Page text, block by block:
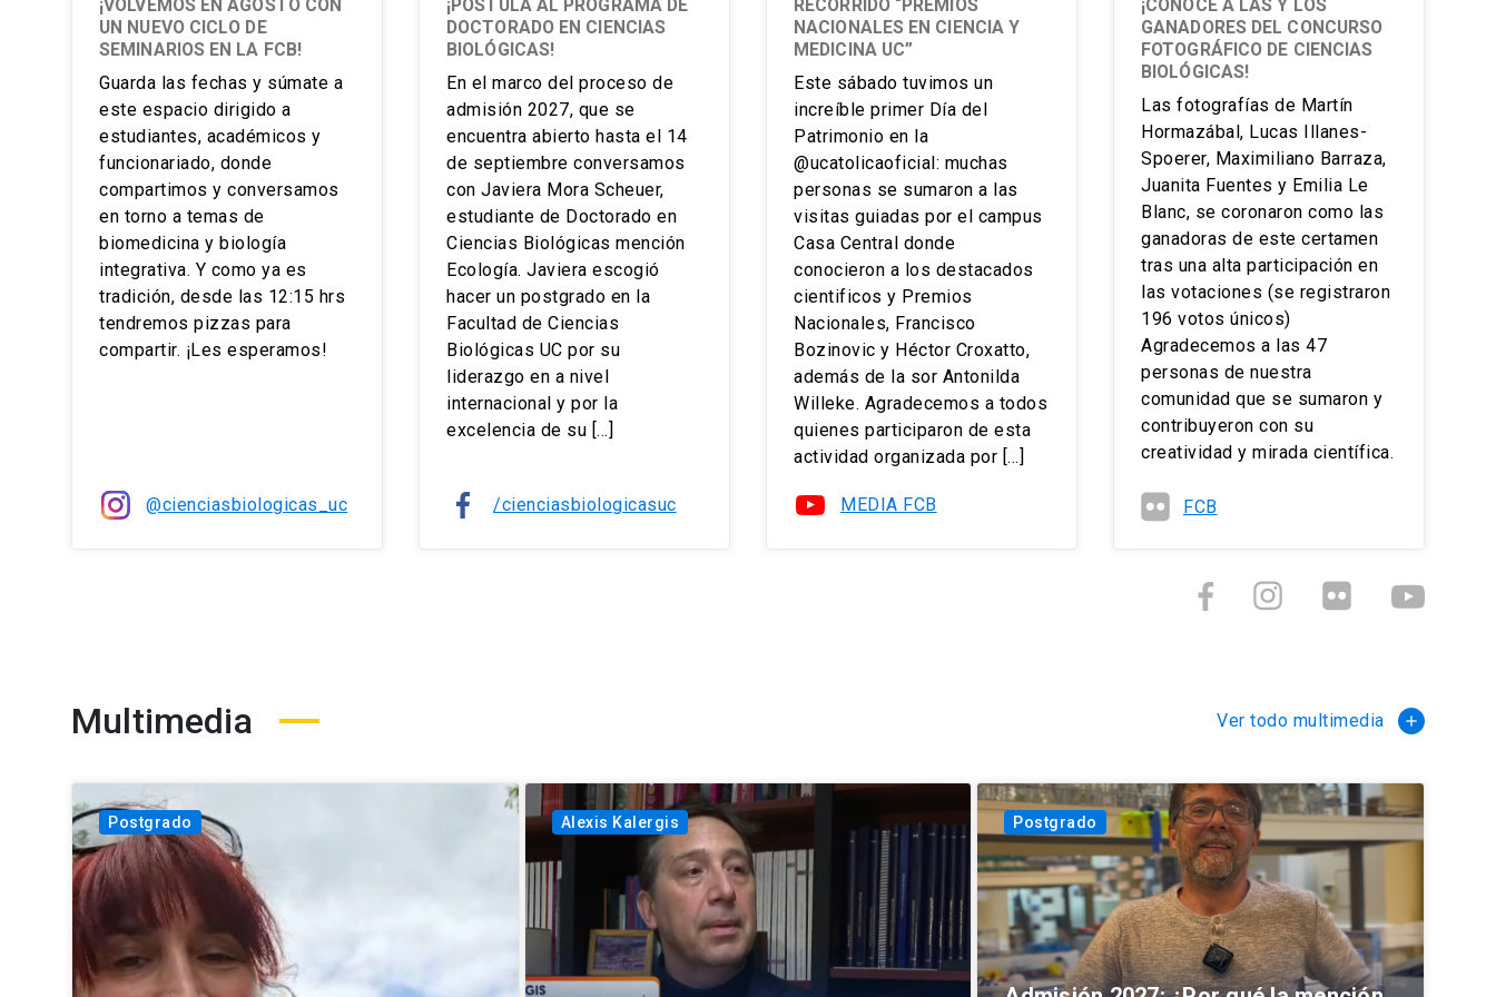
¡VOLVEMOS EN AGOSTO CON
UN NUEVO CICLO DE
SEMINARIOS EN LA FCB!
Guarda las fechas y súmate a
este espacio dirigido a
estudiantes, académicos y
funcionariado, donde
compartimos y conversamos
en torno a temas de
biomedicina y biología
integrativa. Y como ya es
tradición, desde las 12:15 hrs
tendremos pizzas para
compartir. ¡Les esperamos!
@cienciasbiologicas_uc
¡POSTULA AL PROGRAMA DE
DOCTORADO EN CIENCIAS
BIOLÓGICAS!
En el marco del proceso de
admisión 2027, que se
encuentra abierto hasta el 14
de septiembre conversamos
con Javiera Mora Scheuer,
estudiante de Doctorado en
Ciencias Biológicas mención
Ecología. Javiera escogió
hacer un postgrado en la
Facultad de Ciencias
Biológicas UC por su
liderazgo en a nivel
internacional y por la
excelencia de su […]
/cienciasbiologicasuc
RECORRIDO “PREMIOS
NACIONALES EN CIENCIA Y
MEDICINA UC”
Este sábado tuvimos un
increíble primer Día del
Patrimonio en la
@ucatolicaoficial: muchas
personas se sumaron a las
visitas guiadas por el campus
Casa Central donde
conocieron a los destacados
cientificos y Premios
Nacionales, Francisco
Bozinovic y Héctor Croxatto,
además de la sor Antonilda
Willeke. Agradecemos a todos
quienes participaron de esta
actividad organizada por […]
MEDIA FCB
¡CONOCE A LAS Y LOS
GANADORES DEL CONCURSO
FOTOGRÁFICO DE CIENCIAS
BIOLÓGICAS!
Las fotografías de Martín
Hormazábal, Lucas Illanes-
Spoerer, Maximiliano Barraza,
Juanita Fuentes y Emilia Le
Blanc, se coronaron como las
ganadoras de este certamen
tras una alta participación en
las votaciones (se registraron
196 votos únicos)️
Agradecemos a las 47
personas de nuestra
comunidad que se sumaron y
contribuyeron con su
creatividad y mirada científica.
FCB
Multimedia Ver todo multimedia add
Postgrado Alexis Kalergis Postgrado